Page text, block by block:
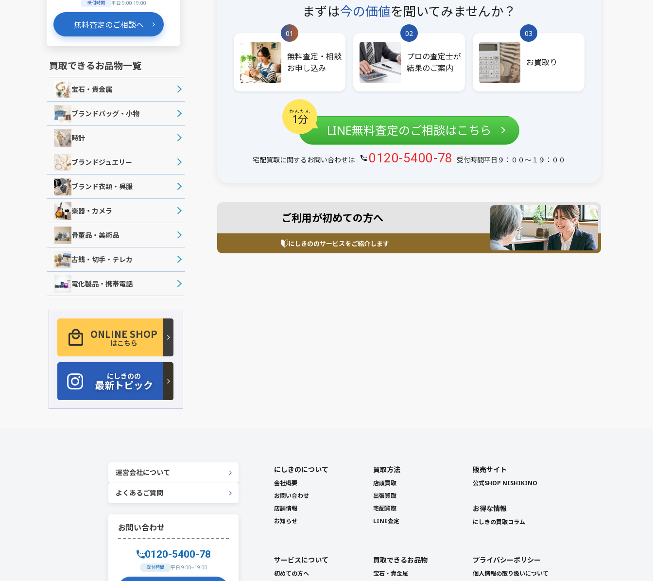
受付時間 平日 9:00-19:00
無料査定のご相談へ
買取できるお品物一覧
宝石・貴金属
ブランドバッグ・小物
時計
ブランドジュエリー
ブランド衣類・呉服
楽器・カメラ
骨董品・美術品
古銭・切手・テレカ
電化製品・携帯電話
ONLINE SHOP
はこちら
にしきのの
最新トピック
まずは今の価値を聞いてみませんか？
01
無料査定・相談
お申し込み
02
プロの査定士が
結果のご案内
03
お買取り
かんたん
1分
LINE無料査定のご相談はこちら
宅配買取に関するお問い合わせは 0120-5400-78 受付時間平日９：００〜１９：００
ご利用が初めての方へ
にしきののサービスをご紹介します
運営会社について
よくあるご質問
お問い合わせ
0120-5400-78
受付時間 平日 9:00~19:00
にしきのについて
会社概要
お問い合わせ
店舗情報
お知らせ
買取方法
店頭買取
出張買取
宅配買取
LINE査定
販売サイト
公式SHOP NISHIKINO
お得な情報
にしきの買取コラム
サービスについて
初めての方へ
買取できるお品物
宝石・貴金属
プライバシーポリシー
個人情報の取り扱いについて